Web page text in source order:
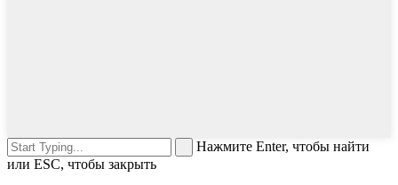
Нажмите Enter, чтобы найти
или ESC, чтобы закрыть